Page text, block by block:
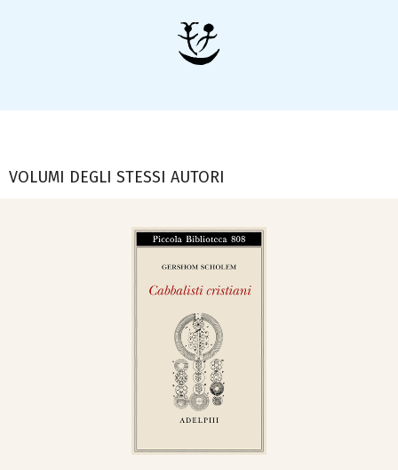
VOLUMI DEGLI STESSI AUTORI